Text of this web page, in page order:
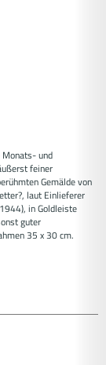
und
feiner
Gemälde von
laut Einlieferer
in Goldleiste
guter
35 x 30 cm.